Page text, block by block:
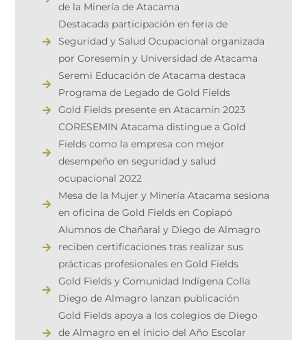
de la Minería de Atacama
Destacada participación en feria de
Seguridad y Salud Ocupacional organizada
por Coresemin y Universidad de Atacama
Seremi Educación de Atacama destaca
Programa de Legado de Gold Fields
Gold Fields presente en Atacamin 2023​
CORESEMIN Atacama distingue a Gold
Fields como la empresa con mejor
desempeño en seguridad y salud
ocupacional 2022
Mesa de la Mujer y Minería Atacama sesiona
en oficina de Gold Fields en Copiapó
Alumnos de Chañaral y Diego de Almagro
reciben certificaciones tras realizar sus
prácticas profesionales en Gold Fields
Gold Fields y Comunidad Indígena Colla
Diego de Almagro lanzan publicación
Gold Fields apoya a los colegios de Diego
de Almagro en el inicio del Año Escolar